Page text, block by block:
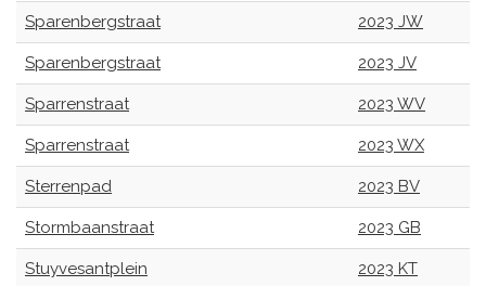
Sparenbergstraat 2023 JW
Sparenbergstraat 2023 JV
Sparrenstraat 2023 WV
Sparrenstraat 2023 WX
Sterrenpad 2023 BV
Stormbaanstraat 2023 GB
Stuyvesantplein 2023 KT